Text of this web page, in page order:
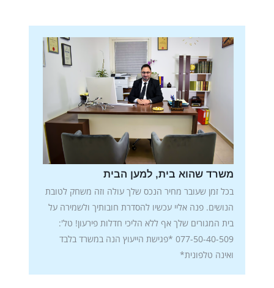
משרד שהוא בית, למען הבית
בכל זמן שעובר מחיר הנכס שלך עולה וזה משחק לטובת
הנושים. פנה אליי עכשיו להסדרת חובותיך ולשמירה על
בית המגורים שלך אף ללא הליכי חדלות פירעון! טל':
077-50-40-509 *פגישת הייעוץ הנה במשרד בלבד
ואינה טלפונית*